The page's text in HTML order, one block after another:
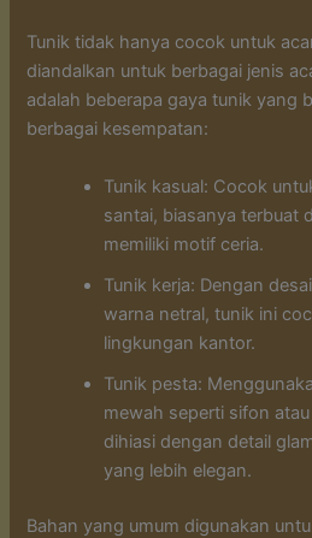
Tunik tidak hanya cocok untuk
diandalkan untuk berbagai jenis
adalah beberapa gaya tunik yang
berbagai kesempatan:
Tunik kasual: Cocok
santai, biasanya terbuat
memiliki motif ceria.
Tunik kerja: Dengan
warna netral, tunik ini
lingkungan kantor.
Tunik pesta:
mewah seperti sifon
dihiasi dengan detail
yang lebih elegan.
Bahan yang umum digunakan